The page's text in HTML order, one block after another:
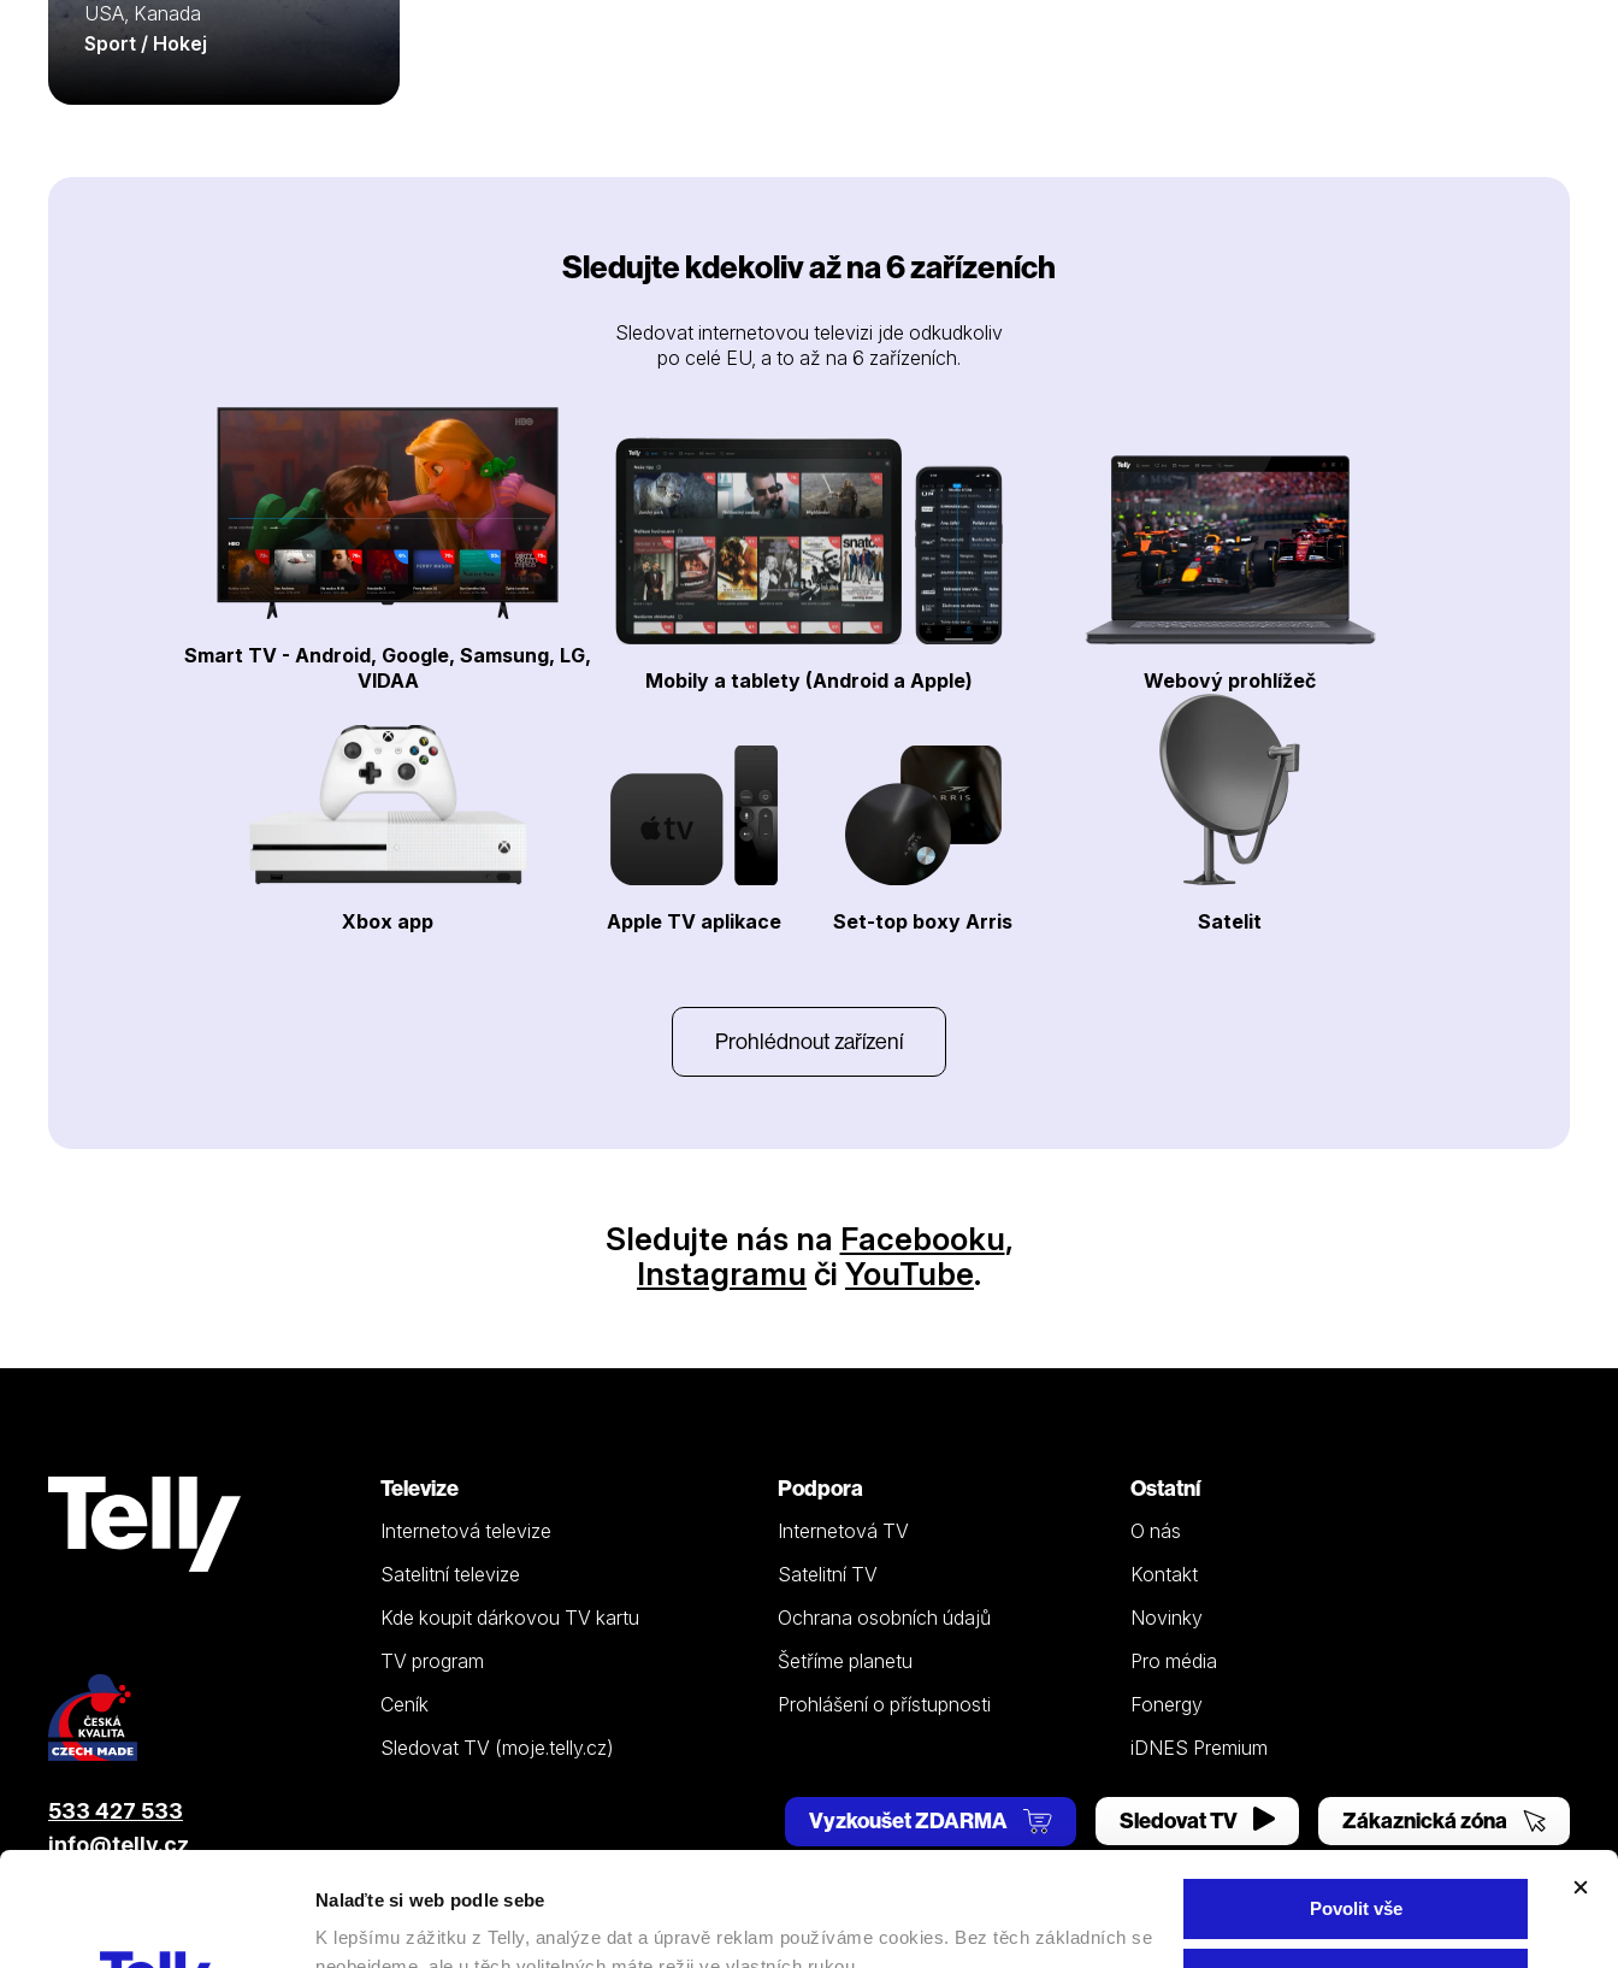
Nalaďte si web podle sebe
K lepšímu zážitku z Telly, analýze dat a úpravě reklam používáme cookies. Bez těch základních se
Povolit vše
USA, Kanada
Sport / Hokej
Sledujte kdekoliv až na 6 zařízeních
Sledovat internetovou televizi jde odkudkoliv
po celé EU, a to až na 6 zařízeních.
Smart TV - Android, Google, Samsung, LG,
VIDAA
Mobily a tablety (Android a Apple) Webový prohlížeč
Xbox app Apple TV aplikace Set-top boxy Arris Satelit
Prohlédnout zařízení
Sledujte nás na Facebooku,
Instagramu či YouTube.
Televize
Internetová televize
Satelitní televize
Kde koupit dárkovou TV kartu
TV program
Ceník
Sledovat TV (moje.telly.cz)
Podpora
Internetová TV
Satelitní TV
Ochrana osobních údajů
Šetříme planetu
Prohlášení o přístupnosti
Ostatní
O nás
Kontakt
Novinky
Pro média
Fonergy
iDNES Premium
533 427 533
info@telly.cz
Vyzkoušet ZDARMA Sledovat TV Zákaznická zóna
, člen skupiny LAMA ENERGY GROUP | Všechna práva vyhrazena. |Nastavení cookies